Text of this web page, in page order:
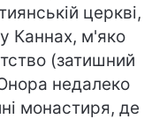
церкві,
Каннах, м'яко
(затишний
недалеко
монастиря, де